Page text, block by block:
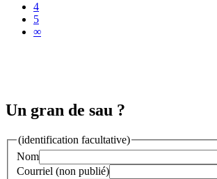
4
5
∞
Un gran de sau ?
(identification facultative)
Nom
Courriel (non publié)